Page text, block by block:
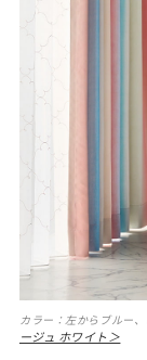
カラー：左からブルー
ージュ ホワイト＞